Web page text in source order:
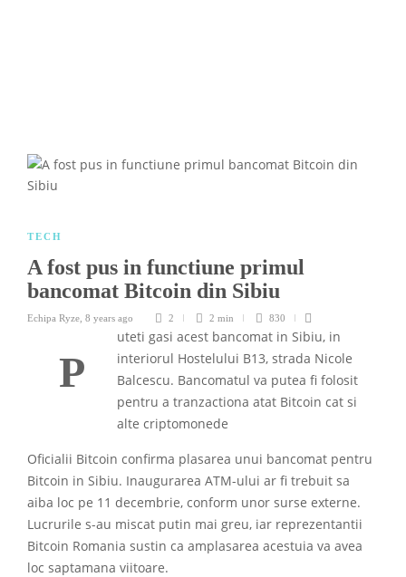
TECH
A fost pus in functiune primul
bancomat Bitcoin din Sibiu
Echipa Ryze 8 years ago 2 2 min 830
P
uteti gasi acest bancomat in Sibiu, in
interiorul Hostelului B13, strada Nicole
Balcescu. Bancomatul va putea fi folosit
pentru a tranzactiona atat Bitcoin cat si
alte criptomonede
Oficialii Bitcoin confirma plasarea unui bancomat pentru
Bitcoin in Sibiu. Inaugurarea ATM-ului ar fi trebuit sa
aiba loc pe 11 decembrie, conform unor surse externe.
Lucrurile s-au miscat putin mai greu, iar reprezentantii
Bitcoin Romania sustin ca amplasarea acestuia va avea
loc saptamana viitoare.